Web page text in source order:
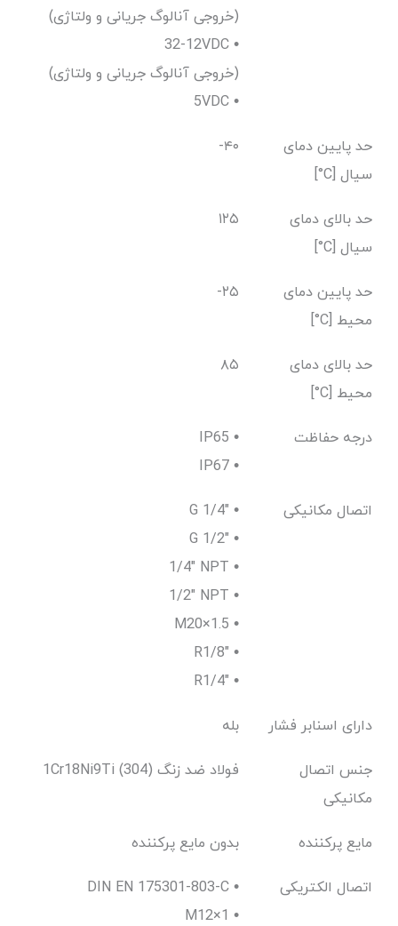
(خروجی آنالوگ جریانی و ولتاژی)
12-32VDC •
(خروجی آنالوگ جریانی و ولتاژی)
5VDC •
حد پایین دمای
سیال [C°]
-۴۰
حد بالای دمای
سیال [C°]
۱۲۵
حد پایین دمای
محیط [C°]
-۲۵
حد بالای دمای
محیط [C°]
۸۵
درجه حفاظت
IP65 •
IP67 •
اتصال مکانیکی
G 1/4" •
G 1/2" •
1/4" NPT •
1/2" NPT •
M20×1.5 •
R1/8" •
R1/4" •
دارای اسنابر فشار بله
جنس اتصال
مکانیکی
1Cr18Ni9Ti (304) فولاد ضد زنگ
مایع پرکننده بدون مایع پر‌کننده
اتصال الکتریکی
DIN EN 175301-803-C •
M12×1 •